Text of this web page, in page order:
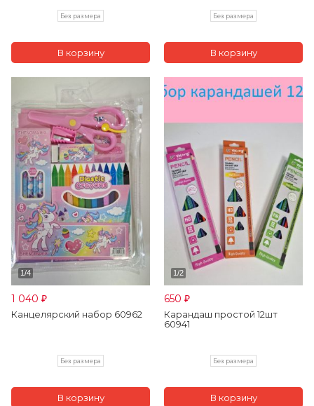
Без размера Без размера
1 040 ₽
Канцелярский набор 60962
Без размера
650 ₽
Карандаш простой 12шт
60941
Без размера